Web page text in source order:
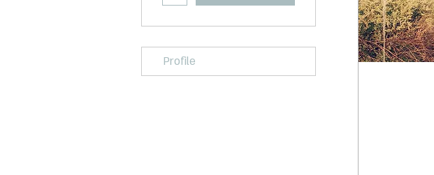
Profile